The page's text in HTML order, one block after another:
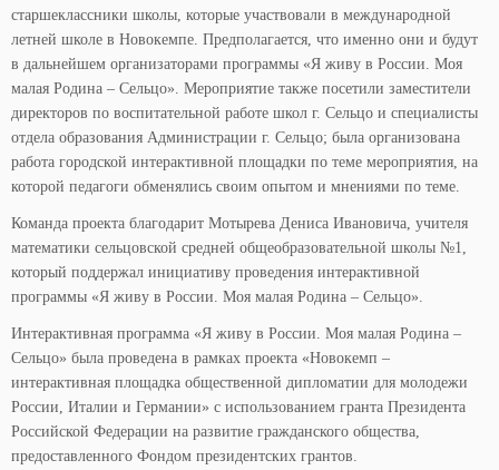
старшеклассники школы, которые участвовали в международной
летней школе в Новокемпе. Предполагается, что именно они и будут
в дальнейшем организаторами программы «Я живу в России. Моя
малая Родина – Сельцо». Мероприятие также посетили заместители
директоров по воспитательной работе школ г. Сельцо и специалисты
отдела образования Администрации г. Сельцо; была организована
работа городской интерактивной площадки по теме мероприятия, на
которой педагоги обменялись своим опытом и мнениями по теме.
Команда проекта благодарит Мотырева Дениса Ивановича, учителя
математики сельцовской средней общеобразовательной школы №1,
который поддержал инициативу проведения интерактивной
программы «Я живу в России. Моя малая Родина – Сельцо».
Интерактивная программа «Я живу в России. Моя малая Родина –
Сельцо» была проведена в рамках проекта «Новокемп –
интерактивная площадка общественной дипломатии для молодежи
России, Италии и Германии» с использованием гранта Президента
Российской Федерации на развитие гражданского общества,
предоставленного Фондом президентских грантов.